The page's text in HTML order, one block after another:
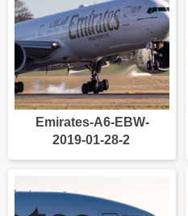
Emirates-A6-EBW-
2019-01-28-2